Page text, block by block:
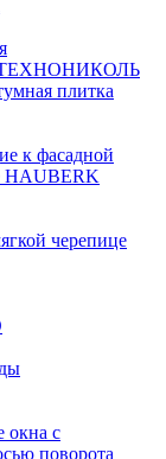
ТЕХНОНИКОЛЬ
плитка
к фасадной
HAUBERK
черепице
окна с
поворота